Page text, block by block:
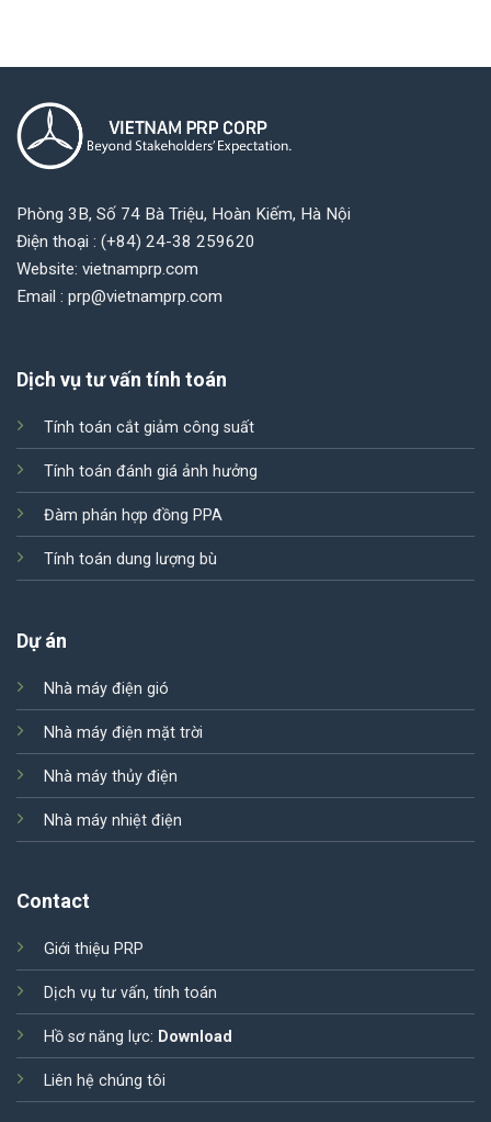
Phòng 3B, Số 74 Bà Triệu, Hoàn Kiếm, Hà Nội
Điện thoại : (+84) 24-38 259620
Website: vietnamprp.com
Email : prp@vietnamprp.com
Dịch vụ tư vấn tính toán
Tính toán cắt giảm công suất
Tính toán đánh giá ảnh hưởng
Đàm phán hợp đồng PPA
Tính toán dung lượng bù
Dự án
Nhà máy điện gió
Nhà máy điện mặt trời
Nhà máy thủy điện
Nhà máy nhiệt điện
Contact
Giới thiệu PRP
Dịch vụ tư vấn, tính toán
Hồ sơ năng lực: Download
Liên hệ chúng tôi